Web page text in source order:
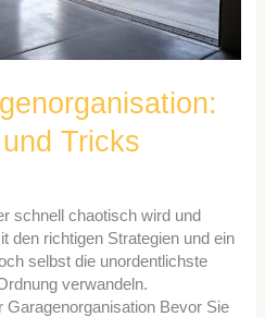
Tricks
schnell chaotisch wird und
den richtigen Strategien und ein
selbst die unordentlichste
verwandeln.
Garagenorganisation Bevor Sie